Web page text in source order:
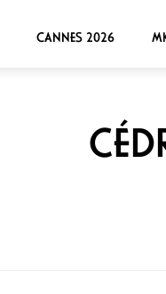
CANNES 2026